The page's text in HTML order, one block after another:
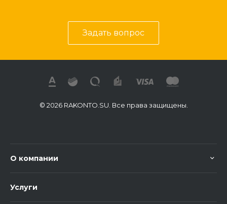
Задать вопрос
© 2026 RAKONTO.SU. Все права защищены.
О компании
Услуги